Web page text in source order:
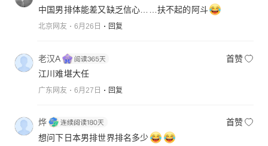
中国男排体能差又缺乏信心……扶不起的阿斗
北京网友 6月26日 回复
老汉A
首赞
江川难堪大任
广东网友 6月27日 回复
烨
首赞
想问下日本男排世界排名多少